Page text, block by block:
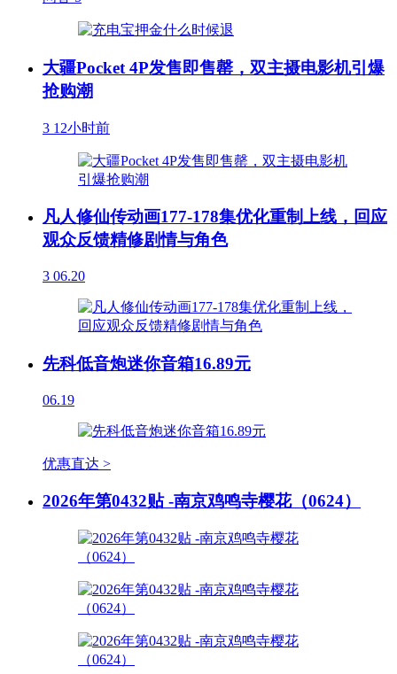
大疆Pocket 4P发售即售罄，双主摄电影机引爆
抢购潮
3 12小时前
凡人修仙传动画177-178集优化重制上线，回应
观众反馈精修剧情与角色
3 06.20
先科低音炮迷你音箱16.89元
06.19
优惠直达 >
2026年第0432贴 -南京鸡鸣寺樱花（0624）